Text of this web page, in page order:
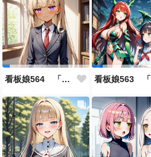
看板娘564 「ジェルマ・レスポストン・八百のよもやま話」